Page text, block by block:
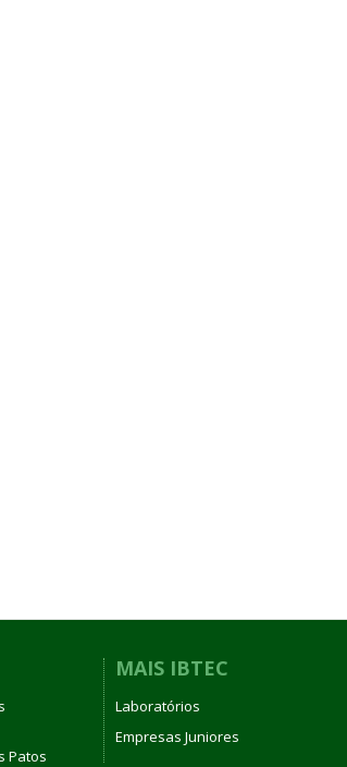
Patos
MAIS IBTEC
Laboratórios
Empresas Juniores